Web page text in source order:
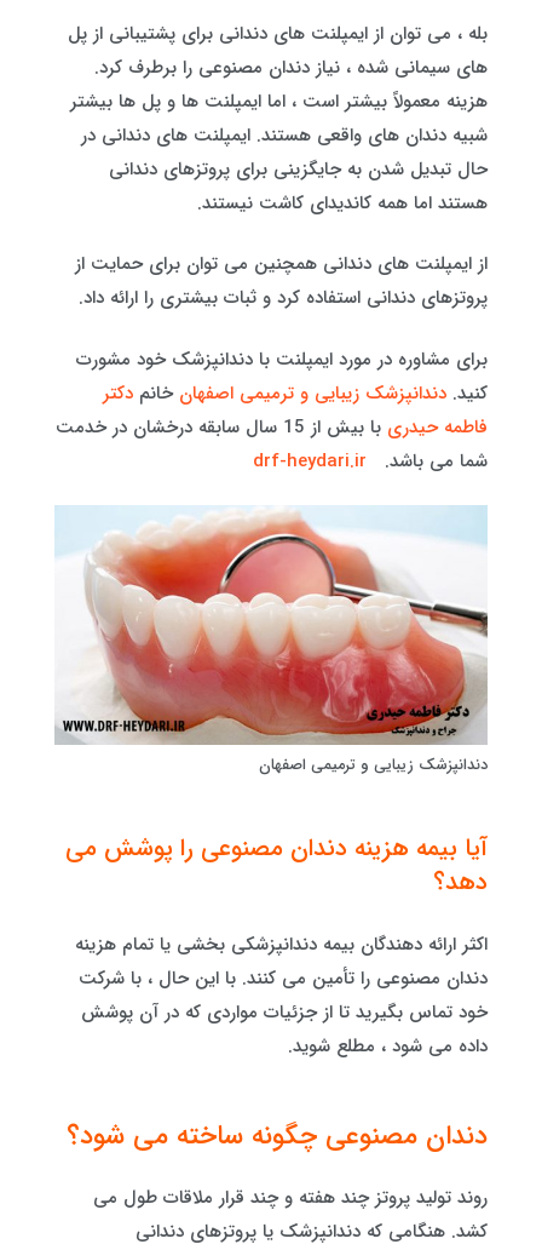
بله ، می توان از ایمپلنت های دندانی برای پشتیبانی از پل
های سیمانی شده ، نیاز دندان مصنوعی را برطرف کرد.
هزینه معمولاً بیشتر است ، اما ایمپلنت ها و پل ها بیشتر
شبیه دندان های واقعی هستند. ایمپلنت های دندانی در
حال تبدیل شدن به جایگزینی برای پروتزهای دندانی
هستند اما همه کاندیدای کاشت نیستند.
از ایمپلنت های دندانی همچنین می توان برای حمایت از
پروتزهای دندانی استفاده کرد و ثبات بیشتری را ارائه داد.
برای مشاوره در مورد ایمپلنت با دندانپزشک خود مشورت
کنید. دندانپزشک زیبایی و ترمیمی اصفهان خانم دکتر
فاطمه حیدری
با بیش از 15 سال سابقه درخشان در خدمت
شما می باشد. drf-heydari.ir
دندانپزشک زیبایی و ترمیمی اصفهان
آیا بیمه هزینه دندان مصنوعی را پوشش می
دهد؟
اکثر ارائه دهندگان بیمه دندانپزشکی بخشی یا تمام هزینه
دندان مصنوعی را تأمین می کنند. با این حال ، با شرکت
خود تماس بگیرید تا از جزئیات مواردی که در آن پوشش
داده می شود ، مطلع شوید.
دندان مصنوعی چگونه ساخته می شود؟
روند تولید پروتز چند هفته و چند قرار ملاقات طول می
کشد. هنگامی که دندانپزشک یا پروتزهای دندانی